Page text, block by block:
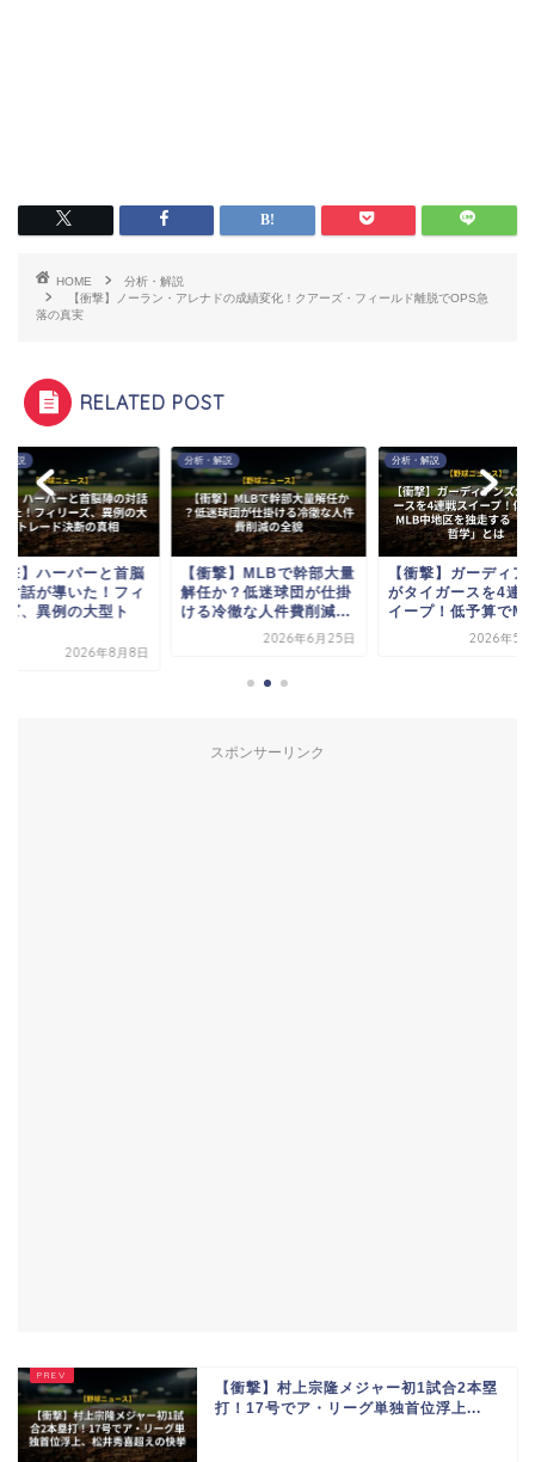
HOME
分析・解説
【衝撃】ノーラン・アレナドの成績変化！クアーズ・フィールド離脱でOPS急
落の真実
RELATED POST
解説
撃】MLBで幹部大量
か？低迷球団が仕掛
冷徹な人件費削減...
分析・解説
【衝撃】ガーディアンズ
がタイガースを4連戦ス
イープ！低予算でMLB...
2026年5月22日
分析・解説
【衝撃】ハーパーと
陣の対話が導いた！
リーズ、異例の大型
スポンサーリンク
【衝撃】村上宗隆メジャー初1試合2本塁
打！17号でア・リーグ単独首位浮上...